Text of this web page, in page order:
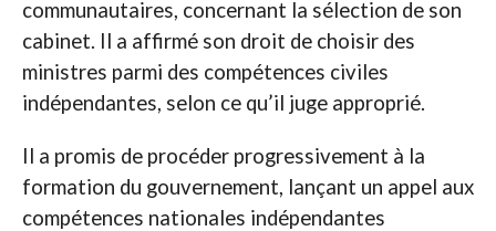
communautaires, concernant la sélection de son
cabinet. Il a affirmé son droit de choisir des
ministres parmi des compétences civiles
indépendantes, selon ce qu’il juge approprié.
Il a promis de procéder progressivement à la
formation du gouvernement, lançant un appel aux
compétences nationales indépendantes